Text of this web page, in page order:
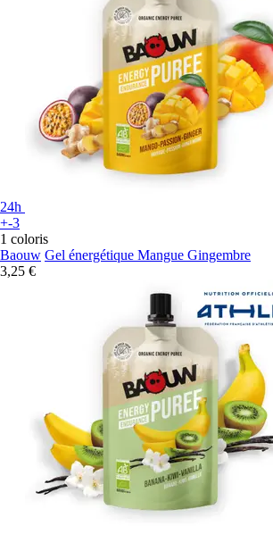
24h
+-3
1 coloris
Baouw Gel énergétique Mangue Gingembre
3,25 €